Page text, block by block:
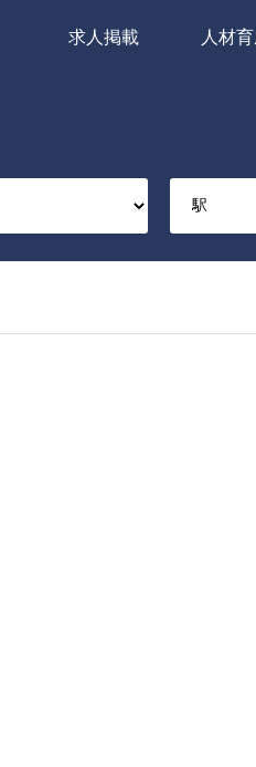
求人掲載 人材